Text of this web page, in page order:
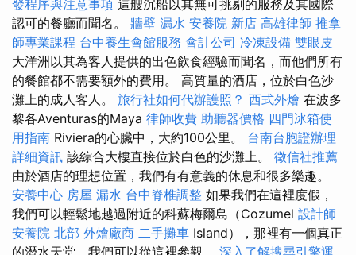
發程序與注意事項 這艘沉船以其無可挑剔的服務及其國際
認可的餐廳而聞名。 牆壁 漏水 安養院 新店 高雄律師 推拿
師專業課程 台中養生會館服務 會計公司 冷凍設備 雙眼皮
大洋洲以其為客人提供的出色飲食經驗而聞名，而他們所有
的餐館都不需要額外的費用。 高質量的酒店，位於白色沙
灘上的成人客人。 旅行社如何代辦護照？ 西式外燴 在波多
黎各Aventuras的Maya 律師收費 助聽器價格 四門冰箱使
用指南 Riviera的心臟中，大約100公里。 台南台胞證辦理
詳細資訊 該綜合大樓直接位於白色的沙灘上。 徵信社推薦
由於酒店的理想位置，我們有有意義的休息和很多樂趣。
安養中心 房屋 漏水 台中脊椎調整 如果我們在這裡度假，
我們可以輕鬆地越過附近的科蘇梅爾島（Cozumel 設計師
安養院 北部 外燴廠商 二手攤車 Island），那裡有一個真正
的潛水天堂，我們可以從這裡參觀。 深入了解搜尋引擎運